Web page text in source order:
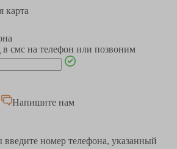
карта
смс на телефон или позвоним
Напишите нам
введите номер телефона, указанный